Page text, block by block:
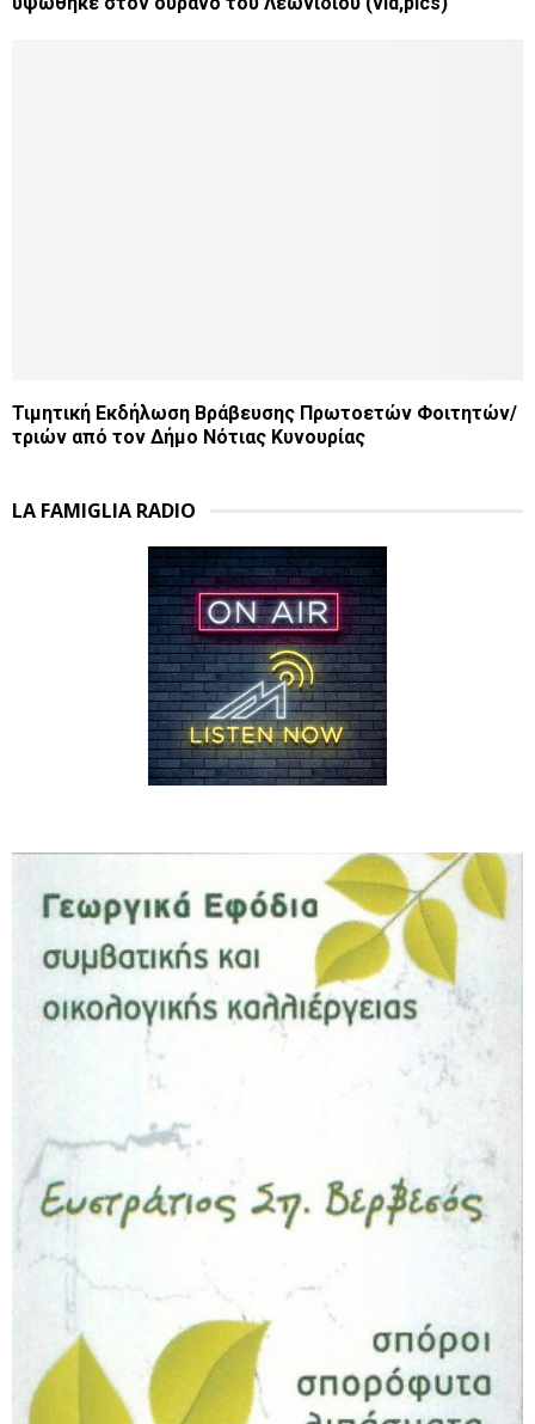
Τιμητική Εκδήλωση Βράβευσης Πρωτοετών Φοιτητών/
τριών από τον Δήμο Νότιας Κυνουρίας
LA FAMIGLIA RADIO